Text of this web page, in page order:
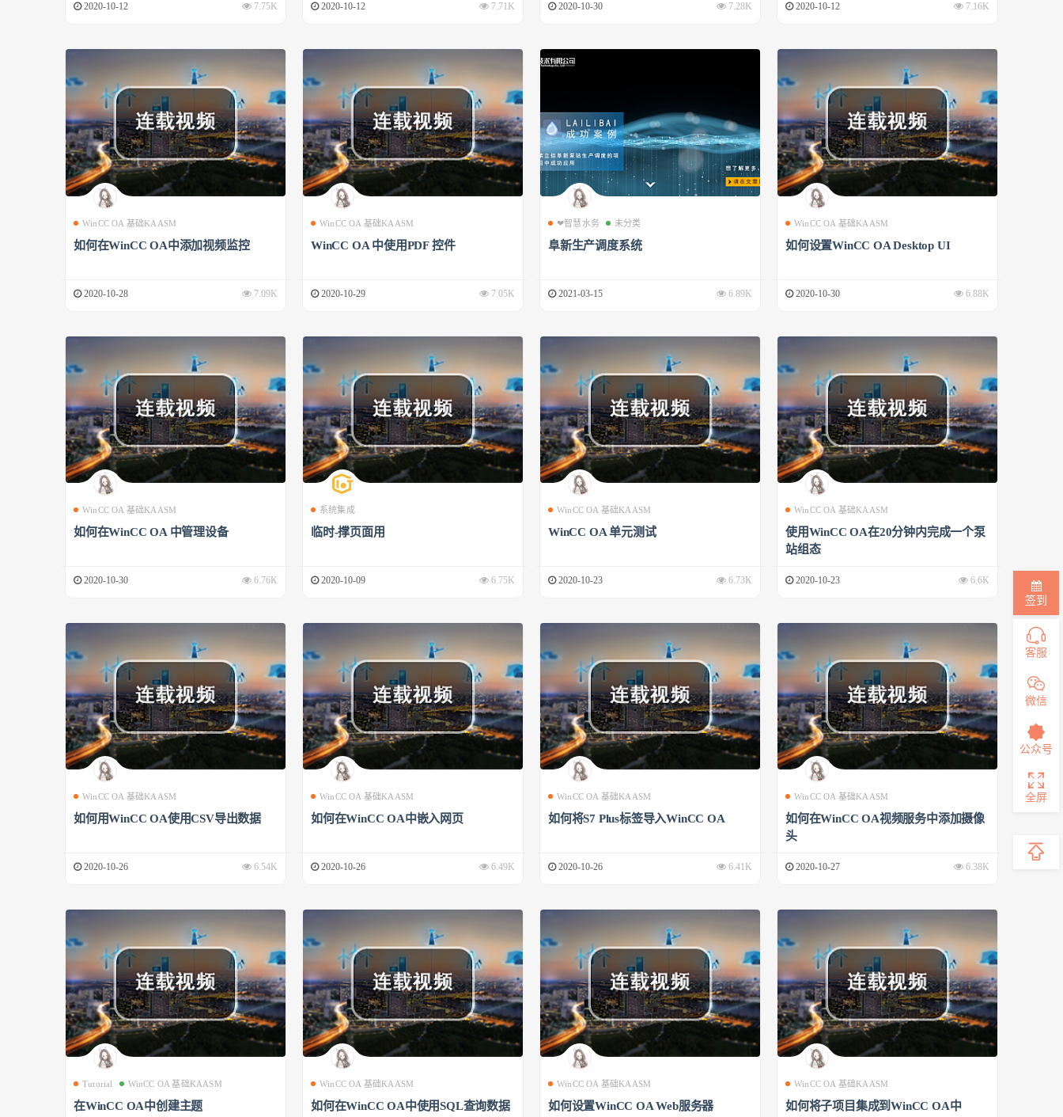
2020-10-12 7.75K 2020-10-12 7.71K 2020-10-30 7.28K 2020-10-12 7.16K
WinCC OA 基础KAASM
如何在WinCC OA中添加视频监控
2020-10-28 7.09K
WinCC OA 基础KAASM
WinCC OA 中使用PDF 控件
2020-10-29 7.05K
❤智慧水务 未分类
阜新生产调度系统
2021-03-15 6.89K
WinCC OA 基础KAASM
如何设置WinCC OA Desktop UI
2020-10-30 6.88K
WinCC OA 基础KAASM
如何在WinCC OA 中管理设备
2020-10-30 6.76K
系统集成
临时-撑页面用
2020-10-09 6.75K
WinCC OA 基础KAASM
WinCC OA 单元测试
2020-10-23 6.73K
WinCC OA 基础KAASM
使用WinCC OA在20分钟内完成一个泵
站组态
2020-10-23 6.6K
WinCC OA 基础KAASM
如何用WinCC OA使用CSV导出数据
2020-10-26 6.54K
WinCC OA 基础KAASM
如何在WinCC OA中嵌入网页
2020-10-26 6.49K
WinCC OA 基础KAASM
如何将S7 Plus标签导入WinCC OA
2020-10-26 6.41K
WinCC OA 基础KAASM
如何在WinCC OA视频服务中添加摄像
头
2020-10-27 6.38K
Tutorial WinCC OA 基础KAASM
在WinCC OA中创建主题
WinCC OA 基础KAASM
如何在WinCC OA中使用SQL查询数据
WinCC OA 基础KAASM
如何设置WinCC OA Web服务器
WinCC OA 基础KAASM
如何将子项目集成到WinCC OA中
签到
客服
微信
公众号
全屏